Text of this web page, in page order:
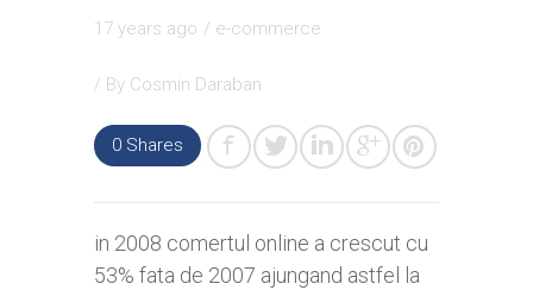
17 years ago / e-commerce
/ By Cosmin Daraban
0 Shares
in 2008 comertul online a crescut cu
53% fata de 2007 ajungand astfel la